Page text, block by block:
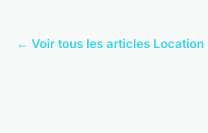
← Voir tous les articles Location